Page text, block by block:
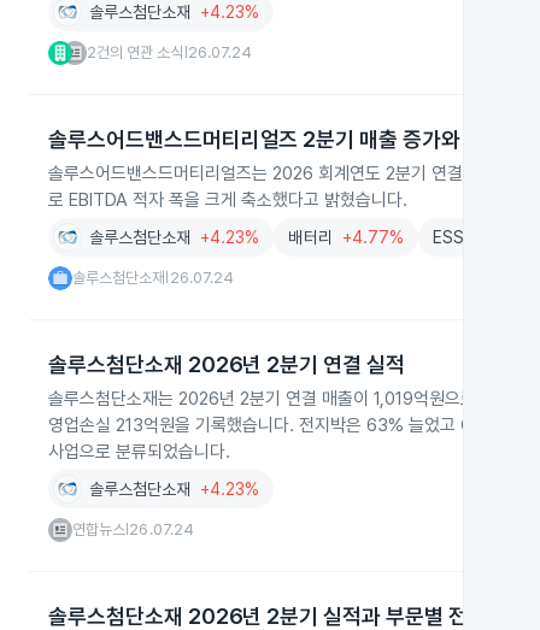
솔루스첨단소재 +4.23%
2건의 연관 소식 26.07.24
솔루스어드밴스드머티리얼즈 2분기 매출 증가와 글로벌
솔루스어드밴스드머티리얼즈는 2026 회계연도 2분기 연결 매출이
로 EBITDA 적자 폭을 크게 축소했다고 밝혔습니다.
솔루스첨단소재 +4.23% 배터리 +4.77% ESS
솔루스첨단소재 26.07.24
솔루스첨단소재 2026년 2분기 연결 실적
솔루스첨단소재는 2026년 2분기 연결 매출이 1,019억원으로 31%
영업손실 213억원을 기록했습니다. 전지박은 63% 늘었고 OLED는
사업으로 분류되었습니다.
솔루스첨단소재 +4.23%
연합뉴스 26.07.24
솔루스첨단소재 2026년 2분기 실적과 부문별 전망